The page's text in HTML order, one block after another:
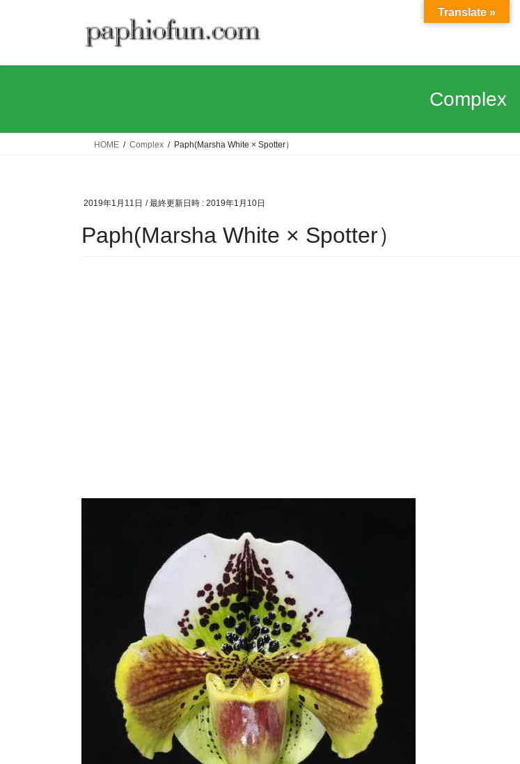
Complex
HOME Complex Paph(Marsha White × Spotter）
2019年1月11日 / 最終更新日時 : 2019年1月10日
Paph(Marsha White × Spotter）
Translate »